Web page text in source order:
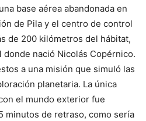
base aérea abandonada en
de Pila y el centro de control
de 200 kilómetros del hábitat,
donde nació Nicolás Copérnico.
a una misión que simuló las
planetaria. La única
el mundo exterior fue
minutos de retraso, como sería